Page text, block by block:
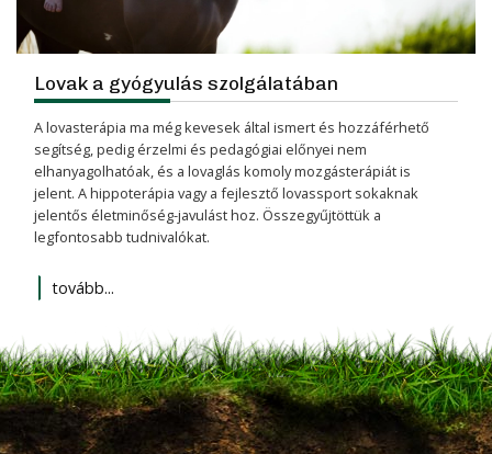
Lovak a gyógyulás szolgálatában
A lovasterápia ma még kevesek által ismert és hozzáférhető
segítség, pedig érzelmi és pedagógiai előnyei nem
elhanyagolhatóak, és a lovaglás komoly mozgásterápiát is
jelent. A hippoterápia vagy a fejlesztő lovassport sokaknak
jelentős életminőség-javulást hoz. Összegyűjtöttük a
legfontosabb tudnivalókat.
tovább...